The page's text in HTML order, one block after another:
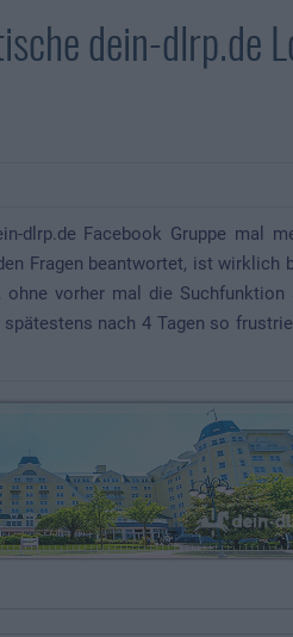
dein-dlrp.de
dlrp.de Facebook Gruppe mal
Fragen beantwortet, ist
vorher mal die Suchfunktion
nach 4 Tagen so